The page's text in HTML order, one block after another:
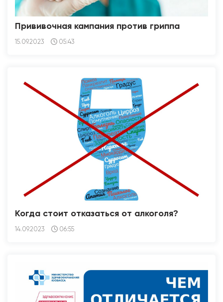
Прививочная кампания против гриппа
15.09.2023 05:43
Когда стоит отказаться от алкоголя?
14.09.2023 06:55